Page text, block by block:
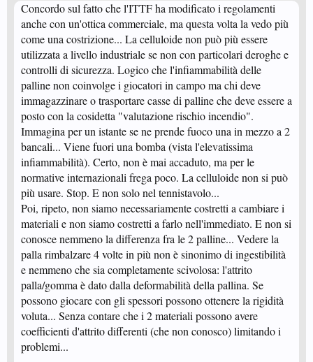
Concordo sul fatto che l'ITTF ha modificato i regolamenti
anche con un'ottica commerciale, ma questa volta la vedo più
come una costrizione... La celluloide non può più essere
utilizzata a livello industriale se non con particolari deroghe e
controlli di sicurezza. Logico che l'infiammabilità delle
palline non coinvolge i giocatori in campo ma chi deve
immagazzinare o trasportare casse di palline che deve essere a
posto con la cosidetta "valutazione rischio incendio".
Immagina per un istante se ne prende fuoco una in mezzo a 2
bancali... Viene fuori una bomba (vista l'elevatissima
infiammabilità). Certo, non è mai accaduto, ma per le
normative internazionali frega poco. La celluloide non si può
più usare. Stop. E non solo nel tennistavolo...
Poi, ripeto, non siamo necessariamente costretti a cambiare i
materiali e non siamo costretti a farlo nell'immediato. E non si
conosce nemmeno la differenza fra le 2 palline... Vedere la
palla rimbalzare 4 volte in più non è sinonimo di ingestibilità
e nemmeno che sia completamente scivolosa: l'attrito
palla/gomma è dato dalla deformabilità della pallina. Se
possono giocare con gli spessori possono ottenere la rigidità
voluta... Senza contare che i 2 materiali possono avere
coefficienti d'attrito differenti (che non conosco) limitando i
problemi...